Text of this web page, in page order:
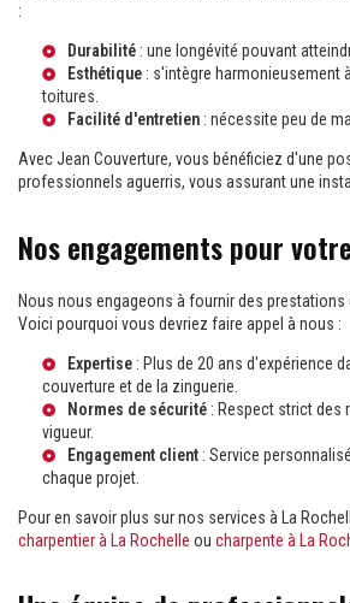
:
Durabilité : une longévité pouvant
Esthétique : s'intègre harmonieusement
toitures.
Facilité d'entretien : nécessite peu de
Avec Jean Couverture, vous bénéficiez d'une
professionnels aguerris, vous assurant une
Nos engagements pour
Nous nous engageons à fournir des
Voici pourquoi vous devriez faire appel à nous :
Expertise : Plus de 20 ans d'expérience
couverture et de la zinguerie.
Normes de sécurité : Respect strict des
vigueur.
Engagement client : Service
chaque projet.
Pour en savoir plus sur nos services à La
charpentier à La Rochelle ou charpente à La